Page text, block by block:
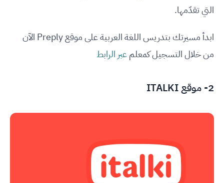
التي تقدّمها.
ابدأ مسيرتك بتدريس اللغة العربية على موقع Preply الآن
من خلال التسجيل كمعلم عبر الرابط
2- موقع ITALKI